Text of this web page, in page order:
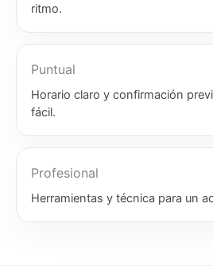
ritmo.
Puntual
Horario claro y confirmación
fácil.
Profesional
Herramientas y técnica para un